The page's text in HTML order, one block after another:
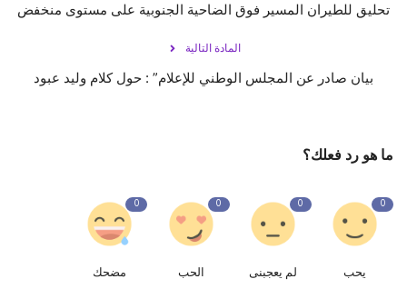
تحليق للطيران المسير فوق الضاحية الجنوبية على مستوى منخفض
المادة التالية
بيان صادر عن المجلس الوطني للإعلام” : حول كلام وليد عبود
ما هو رد فعلك؟
0
يحب
0
لم يعجبنى
0
الحب
0
مضحك